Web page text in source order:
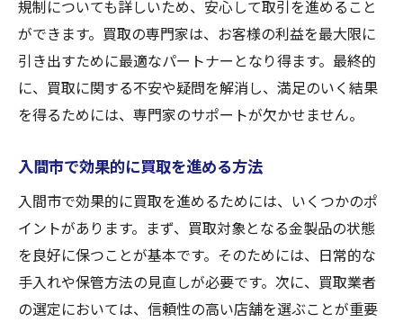
規制についても詳しいため、安心して取引を進めること
ができます。買取の専門家は、お客様の利益を最大限に
引き出すために最適なパートナーとなり得ます。最終的
に、買取に関する不安や疑問を解消し、満足のいく結果
を得るためには、専門家のサポートが欠かせません。
入間市で効果的に買取を進める方法
入間市で効果的に買取を進めるためには、いくつかのポ
イントがあります。まず、買取対象となる金製品の状態
を良好に保つことが基本です。そのためには、日常的な
手入れや保管方法の見直しが必要です。次に、買取業者
の選定においては、信頼性の高い店舗を選ぶことが重要